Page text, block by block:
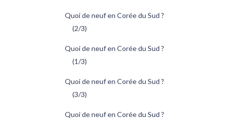
Quoi de neuf en Corée du Sud ?
(2/3)
Quoi de neuf en Corée du Sud ?
(1/3)
Quoi de neuf en Corée du Sud ?
(3/3)
Quoi de neuf en Corée du Sud ?